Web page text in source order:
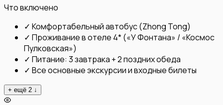
Что включено
✓ Комфортабельный автобус (Zhong Tong)
✓ Проживание в отеле 4* («У Фонтана» / «Космос
Пулковская»)
✓ Питание: 3 завтрака + 2 поздних обеда
✓ Все основные экскурсии и входные билеты
+ ещё 2 ↓